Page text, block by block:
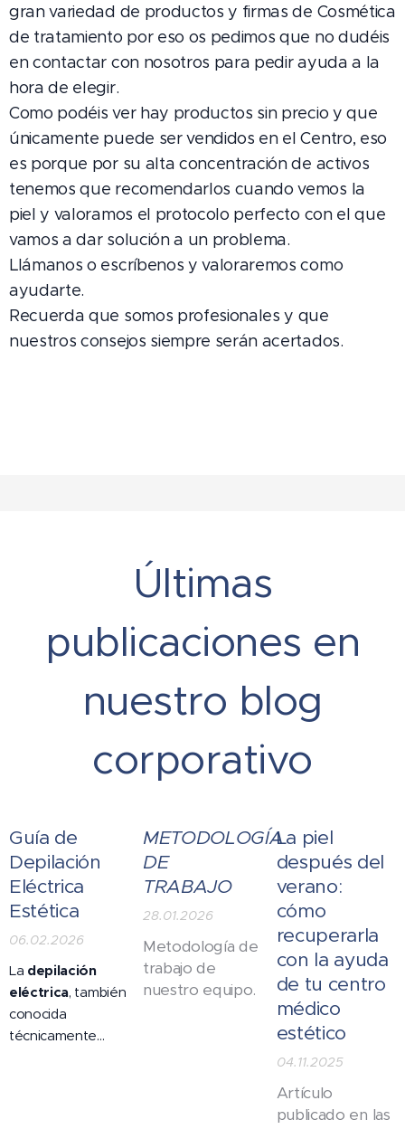
gran variedad de productos y firmas de Cosmética
de tratamiento por eso os pedimos que no dudéis
en contactar con nosotros para pedir ayuda a la
hora de elegir.
Como podéis ver hay productos sin precio y que
únicamente puede ser vendidos en el Centro, eso
es porque por su alta concentración de activos
tenemos que recomendarlos cuando vemos la
piel y valoramos el protocolo perfecto con el que
vamos a dar solución a un problema.
Llámanos o escríbenos y valoraremos como
ayudarte.
Recuerda que somos profesionales y que
nuestros consejos siempre serán acertados.
Últimas
publicaciones en
nuestro blog
corporativo
Guía de
Depilación
Eléctrica
Estética
06.02.2026
La depilación
eléctrica, también
conocida
técnicamente
METODOLOGÍA
DE
TRABAJO
28.01.2026
Metodología de
trabajo de
nuestro equipo.
La piel
después del
verano:
cómo
recuperarla
con la ayuda
de tu centro
médico
estético
04.11.2025
Artículo
publicado en las